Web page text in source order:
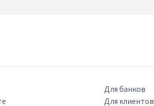
Для банков
Для клиентов